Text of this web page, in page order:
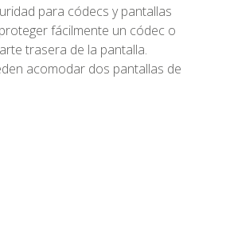
para códecs y pantallas
fácilmente un códec o
trasera de la pantalla.
acomodar dos pantallas de